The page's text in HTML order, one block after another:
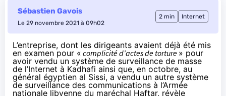
Sébastien Gavois
Le 29 novembre 2021 à 09h02
2 min Internet
L’entreprise, dont les dirigeants avaient déjà été mis
en examen pour « complicité d’actes de torture » pour
avoir vendu un système de surveillance de masse
de l’Internet à Kadhafi ainsi que, en octobre, au
général égyptien al Sissi, a vendu un autre système
de surveillance des communications à l’Armée
nationale libyenne du maréchal Haftar, révèle